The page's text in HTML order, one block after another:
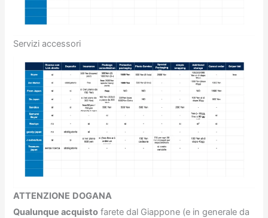
Servizi accessori
ATTENZIONE DOGANA
Qualunque acquisto farete dal Giappone (e in generale da